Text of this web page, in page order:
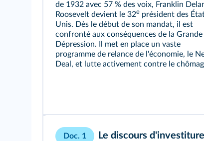
de 1932 avec 57 % des voix, Franklin
Roosevelt devient le 32e président des
Unis. Dès le début de son mandat, il est
confronté aux conséquences de la Grande
Dépression. Il met en place un vaste
programme de relance de l'économie, le
Deal, et lutte activement contre le
Doc. 1 Le discours